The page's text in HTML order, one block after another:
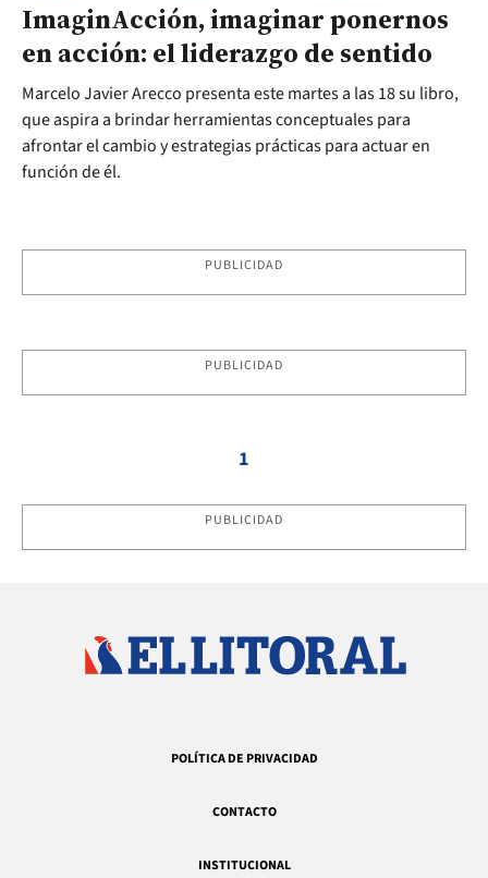
ImaginAcción, imaginar ponernos
en acción: el liderazgo de sentido
Marcelo Javier Arecco presenta este martes a las 18 su libro,
que aspira a brindar herramientas conceptuales para
afrontar el cambio y estrategias prácticas para actuar en
función de él.
PUBLICIDAD
PUBLICIDAD
1
PUBLICIDAD
POLÍTICA DE PRIVACIDAD
CONTACTO
INSTITUCIONAL